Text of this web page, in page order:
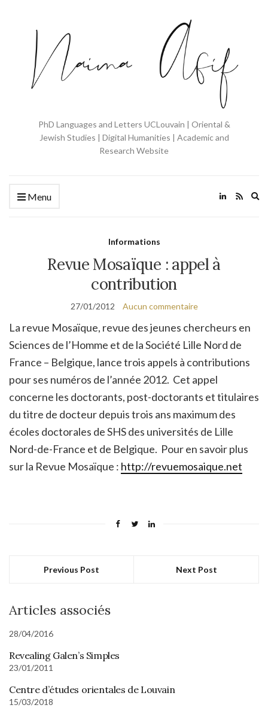
PhD Languages and Letters UCLouvain | Oriental &
Jewish Studies | Digital Humanities | Academic and
Research Website
Menu
Informations
Revue Mosaïque : appel à
contribution
27/01/2012 Aucun commentaire
La revue Mosaïque, revue des jeunes chercheurs en
Sciences de l’Homme et de la Société Lille Nord de
France – Belgique, lance trois appels à contributions
pour ses numéros de l’année 2012. Cet appel
concerne les doctorants, post-doctorants et titulaires
du titre de docteur depuis trois ans maximum des
écoles doctorales de SHS des universités de Lille
Nord-de-France et de Belgique. Pour en savoir plus
sur la Revue Mosaïque : http://revuemosaique.net
Previous Post Next Post
Articles associés
28/04/2016
Revealing Galen’s Simples
23/01/2011
Centre d’études orientales de Louvain
15/03/2018